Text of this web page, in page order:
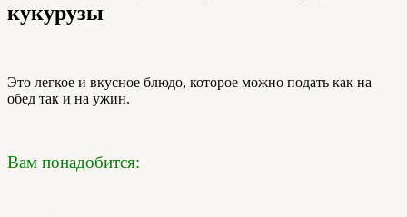
кукурузы
Это легкое и вкусное блюдо, которое можно подать как на
обед так и на ужин.
Вам понадобится: